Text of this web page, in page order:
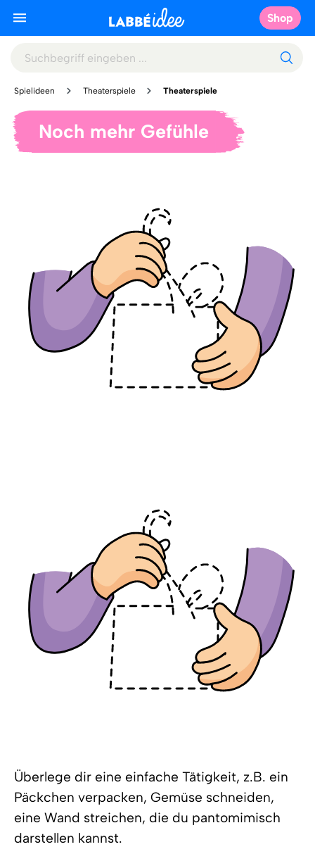
Shop
Spielideen Theaterspiele Theaterspiele
Noch mehr Gefühle
Überlege dir eine einfache Tätigkeit, z.B. ein
Päckchen verpacken, Gemüse schneiden,
eine Wand streichen, die du pantomimisch
darstellen kannst.